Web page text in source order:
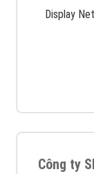
Display
Công ty